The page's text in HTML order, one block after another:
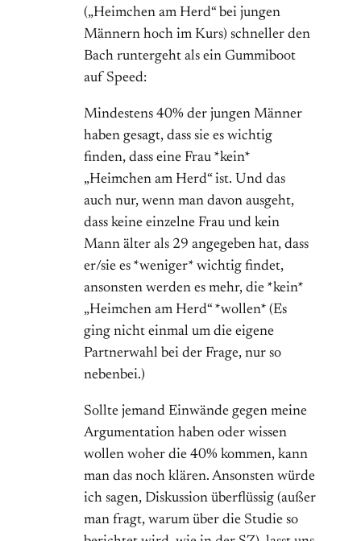
(„Heimchen am Herd“ bei jungen
Männern hoch im Kurs) schneller den
Bach runtergeht als ein Gummiboot
auf Speed:
Mindestens 40% der jungen Männer
haben gesagt, dass sie es wichtig
finden, dass eine Frau *kein*
„Heimchen am Herd“ ist. Und das
auch nur, wenn man davon ausgeht,
dass keine einzelne Frau und kein
Mann älter als 29 angegeben hat, dass
er/sie es *weniger* wichtig findet,
ansonsten werden es mehr, die *kein*
„Heimchen am Herd“ *wollen* (Es
ging nicht einmal um die eigene
Partnerwahl bei der Frage, nur so
nebenbei.)
Sollte jemand Einwände gegen meine
Argumentation haben oder wissen
wollen woher die 40% kommen, kann
man das noch klären. Ansonsten würde
ich sagen, Diskussion überflüssig (außer
man fragt, warum über die Studie so